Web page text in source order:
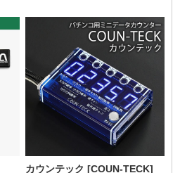
カウンテック [COUN-TECK]